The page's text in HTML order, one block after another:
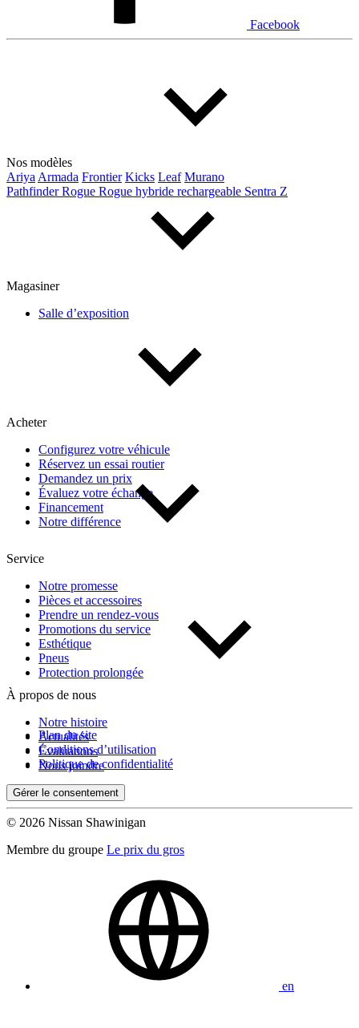
Facebook
Nos modèles
Ariya Armada Frontier Kicks Leaf Murano
PathfinderRogue Rogue hybride rechargeable Sentra Z
Magasiner
Salle d’exposition
Acheter
Configurez votre véhicule
Réservez un essai routier
Demandez un prix
Évaluez votre échange
Financement
Notre différence
Service
Notre promesse
Pièces et accessoires
Prendre un rendez-vous
Promotions du service
Esthétique
Pneus
Protection prolongée
À propos de nous
Notre histoire
Actualités
Évaluations
Nous joindre
Plan du site
Conditions d’utilisation
Politique de confidentialité
Gérer le consentement
© 2026 Nissan Shawinigan
Membre du groupe Le prix du gros
en